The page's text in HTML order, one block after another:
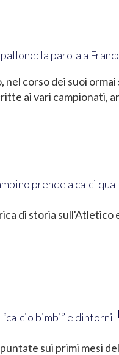
nel corso dei suoi
ai vari campionati,
di storia
sui primi mesi